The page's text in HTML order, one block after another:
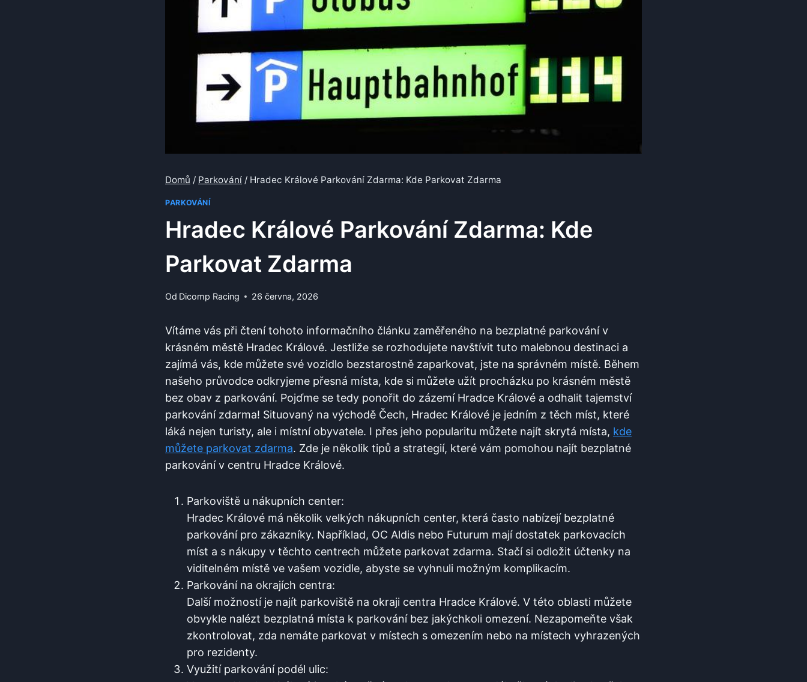
Domů / Parkování / Hradec Králové Parkování Zdarma: Kde Parkovat Zdarma
PARKOVÁNÍ
Hradec Králové Parkování Zdarma: Kde
Parkovat Zdarma
Od Dicomp Racing 26 června, 2026
Vítáme ‌vás při čtení tohoto informačního článku zaměřeného na bezplatné parkování v
krásném městě Hradec Králové. Jestliže se rozhodujete navštívit tuto ​malebnou destinaci a
zajímá vás, kde můžete své ⁤vozidlo bezstarostně⁣ zaparkovat,​ jste na správném‌ místě. Během
našeho ‍průvodce odkryjeme přesná ‍místa, kde si ⁤můžete užít procházku po krásném ⁢městě
bez obav z‌ parkování. ⁢Pojďme se tedy ‍ponořit do⁣ zázemí Hradce Králové a odhalit tajemství
parkování zdarma! Situovaný⁣ na východě Čech, Hradec‌ Králové je jedním‍ z těch míst, které
láká nejen turisty, ale i místní obyvatele. I přes ‌jeho popularitu můžete najít⁣ skrytá místa, kde⁣
můžete ‍parkovat zdarma. Zde ​je několik tipů a ⁣strategií, ⁣které vám pomohou najít bezplatné
parkování v centru Hradce ⁤Králové.
Parkoviště u nákupních center:
Hradec Králové⁤ má několik⁣ velkých nákupních⁢ center,⁤ která ⁢často ⁣nabízejí‍ bezplatné
‍parkování pro zákazníky. ​Například, OC⁣ Aldis nebo Futurum mají⁣ dostatek parkovacích
míst a s nákupy v těchto centrech ⁢můžete parkovat zdarma.⁤ Stačí si‍ odložit účtenky na
viditelném místě ve vašem⁣ vozidle, abyste se vyhnuli možným komplikacím.
Parkování na okrajích centra:
Další možností ⁢je​ najít parkoviště ​na okraji centra ⁣Hradce Králové. V této oblasti můžete
obvykle nalézt ⁤bezplatná místa ⁢k parkování bez jakýchkoli omezení.‌ Nezapomeňte však
zkontrolovat, zda nemáte ​parkovat v⁢ místech s ⁤omezením nebo na místech⁢ vyhrazených
pro rezidenty.
Využití⁣ parkování podél ulic: